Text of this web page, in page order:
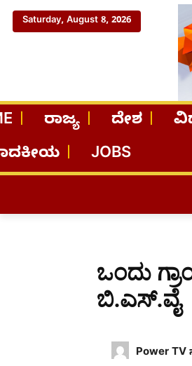
Saturday, August 8, 2026
ರಾಜ್ಯ ದೇಶ
JOBS
ಒಂದು
ಬಿ.ಎಸ್.ವೈ
Power TV